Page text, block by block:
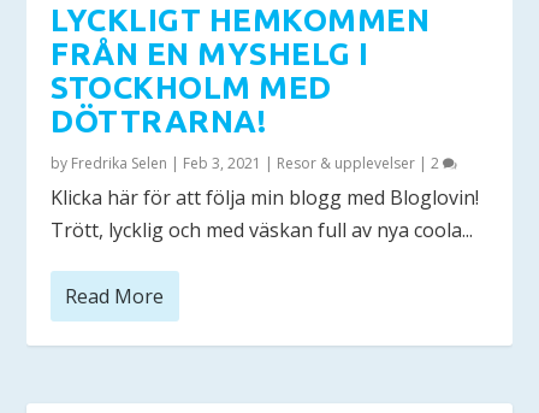
LYCKLIGT HEMKOMMEN
FRÅN EN MYSHELG I
STOCKHOLM MED
DÖTTRARNA!
by Fredrika Selen | Feb 3, 2021 | Resor & upplevelser |2
Klicka här för att följa min blogg med Bloglovin!
Trött, lycklig och med väskan full av nya coola...
Read More